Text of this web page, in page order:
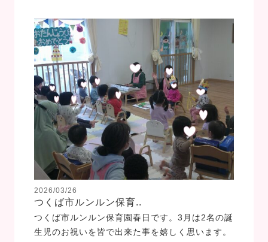
2026/03/26
つくば市ルンルン保育..
つくば市ルンルン保育園春日です。3月は2名の誕
生児のお祝いを皆で出来た事を嬉しく思います。